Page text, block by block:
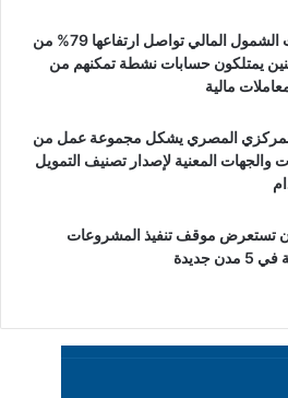
معدلات الشمول المالي تواصل ارتفاعها 79% من
يمتلكون حسابات نشطة تمكنهم من
مالية
المصري يشكل مجموعة عمل من
والجهات المعنية لإصدار تصنيف التمويل
تستعرض موقف تنفيذ المشروعات
جديدة